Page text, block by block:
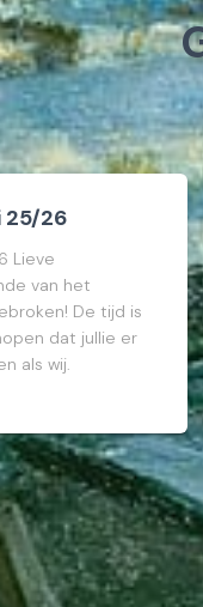
25/26
Lieve
van het
De tijd is
dat jullie er
als wij.